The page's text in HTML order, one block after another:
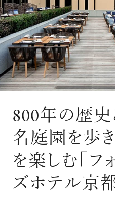
一緒に『AdvancedTime』を楽
会員登
800年の歴
名庭園を歩き
を楽しむ「フ
ズホテル京都